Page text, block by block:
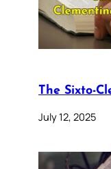
The Sixto-
July 12, 2025